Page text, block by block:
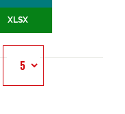
XLSX